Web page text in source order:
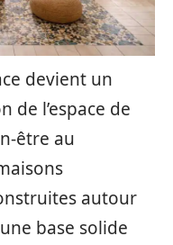
devient un
de l’espace de
être au
autour
base solide